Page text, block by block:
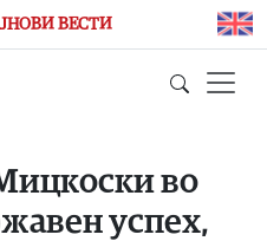
ВЕСТИ
во
успех,